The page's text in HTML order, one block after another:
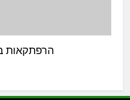
הרפתקאות